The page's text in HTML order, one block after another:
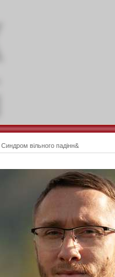
Синдром вільного падінн&